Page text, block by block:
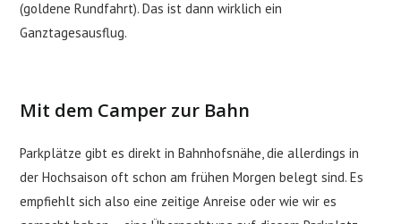
(goldene Rundfahrt). Das ist dann wirklich ein
Ganztagesausflug.
Mit dem Camper zur Bahn
Parkplätze gibt es direkt in Bahnhofsnähe, die allerdings in
der Hochsaison oft schon am frühen Morgen belegt sind. Es
empfiehlt sich also eine zeitige Anreise oder wie wir es